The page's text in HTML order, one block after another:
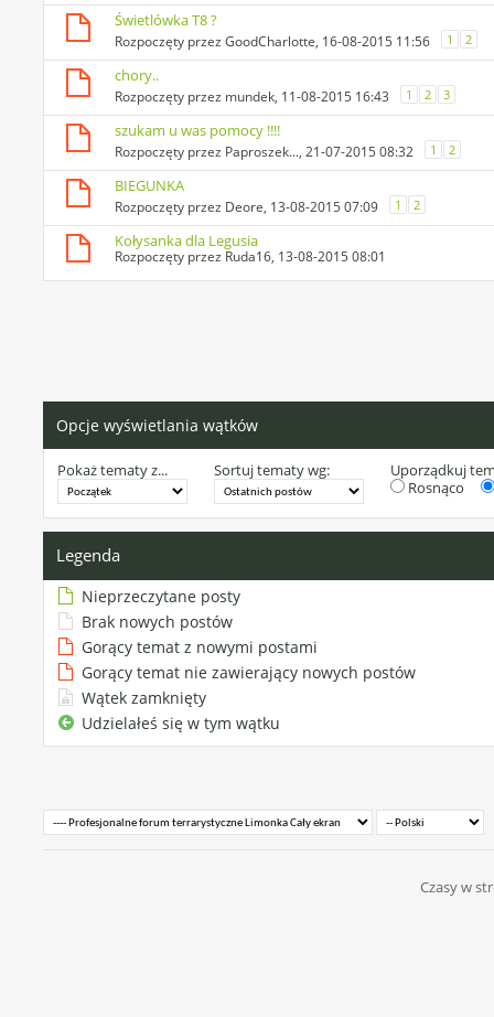
Świetlówka T8 ?
Rozpoczęty przezGoodCharlotte, 16-08-2015 11:56 1 2
chory..
Rozpoczęty przez mundek, 11-08-2015 16:43 1 2 3
szukam u was pomocy !!!!
Rozpoczęty przez Paproszek..., 21-07-2015 08:32 1 2
BIEGUNKA
Rozpoczęty przez Deore, 13-08-2015 07:09 1 2
Kołysanka dla Legusia
Rozpoczęty przez Ruda16, 13-08-2015 08:01
Opcje wyświetlania wątków
Pokaż tematy z... Sortuj tematy wg:
Uporządkuj
Rosnąco
Legenda
Nieprzeczytane posty
Brak nowych postów
Gorący temat z nowymi postami
Gorący temat nie zawierający nowych postów
Wątek zamknięty
Udzielałeś się w tym wątku
Czasy w